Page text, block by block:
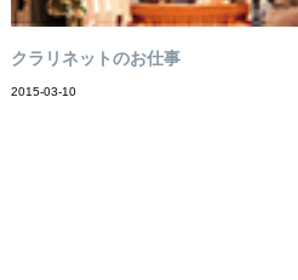
クラリネットのお仕事
2015-03-10